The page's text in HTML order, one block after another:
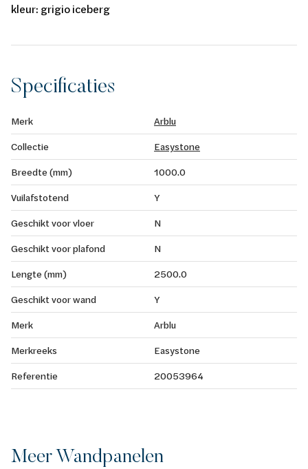
kleur: grigio iceberg
Specificaties
Merk
Arblu
Collectie
Easystone
Breedte (mm)
1000.0
Vuilafstotend
Y
Geschikt voor vloer
N
Geschikt voor plafond
N
Lengte (mm)
2500.0
Geschikt voor wand
Y
Merk
Arblu
Merkreeks
Easystone
Referentie
20053964
Meer Wandpanelen